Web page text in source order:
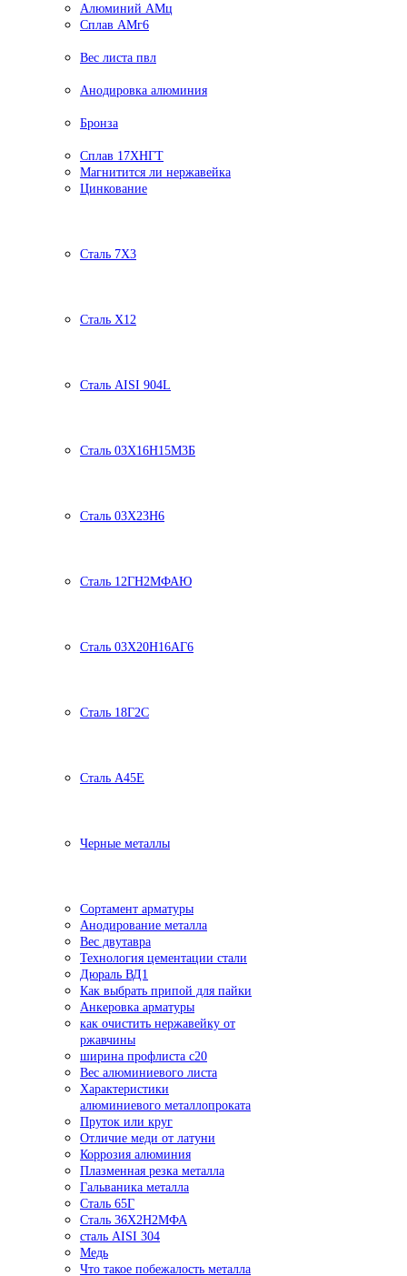
Алюминий АМц
Сплав АМг6
Вес листа пвл
Анодировка алюминия
Бронза
Сплав 17ХНГТ
Магнитится ли нержавейка
Цинкование
Сталь 7Х3
Сталь Х12
Сталь AISI 904L
Сталь 03Х16Н15М3Б
Сталь 03Х23Н6
Сталь 12ГН2МФАЮ
Сталь 03Х20Н16АГ6
Сталь 18Г2С
Сталь А45Е
Черные металлы
Сортамент арматуры
Анодирование металла
Вес двутавра
Технология цементации стали
Дюраль ВД1
Как выбрать припой для пайки
Анкеровка арматуры
как очистить нержавейку от
ржавчины
ширина профлиста с20
Вес алюминиевого листа
Характеристики
алюминиевого металлопроката
Пруток или круг
Отличие меди от латуни
Коррозия алюминия
Плазменная резка металла
Гальваника металла
Сталь 65Г
Сталь 36Х2Н2МФА
сталь AISI 304
Медь
Что такое побежалость металла